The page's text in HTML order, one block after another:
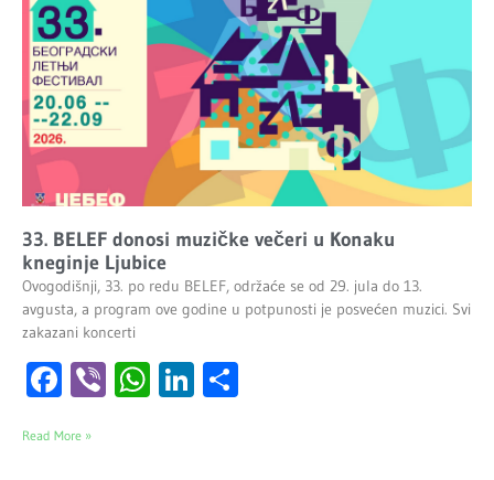
33. BELEF donosi muzičke večeri u Konaku
kneginje Ljubice
Ovogodišnji, 33. po redu BELEF, održaće se od 29. jula do 13.
avgusta, a program ove godine u potpunosti je posvećen muzici. Svi
zakazani koncerti
Facebook
ViberWhatsApp
LinkedIn
Read More »